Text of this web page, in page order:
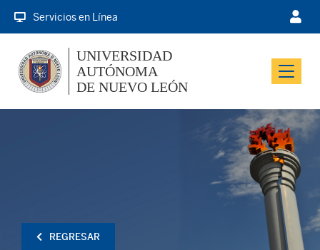
Servicios en Línea
Menu
UNIVERSIDAD
AUTÓNOMA
DE NUEVO LEÓN
REGRESAR